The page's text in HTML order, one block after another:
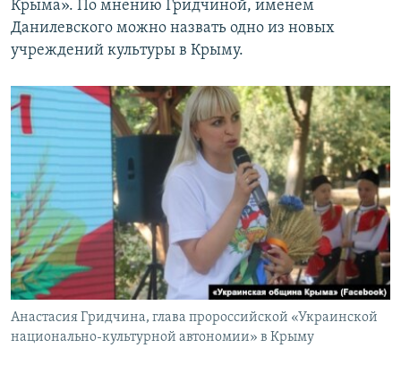
Крыма». По мнению Гридчиной, именем
Данилевского можно назвать одно из новых
учреждений культуры в Крыму.
Анастасия Гридчина, глава пророссийской «Украинской
национально-культурной автономии» в Крыму